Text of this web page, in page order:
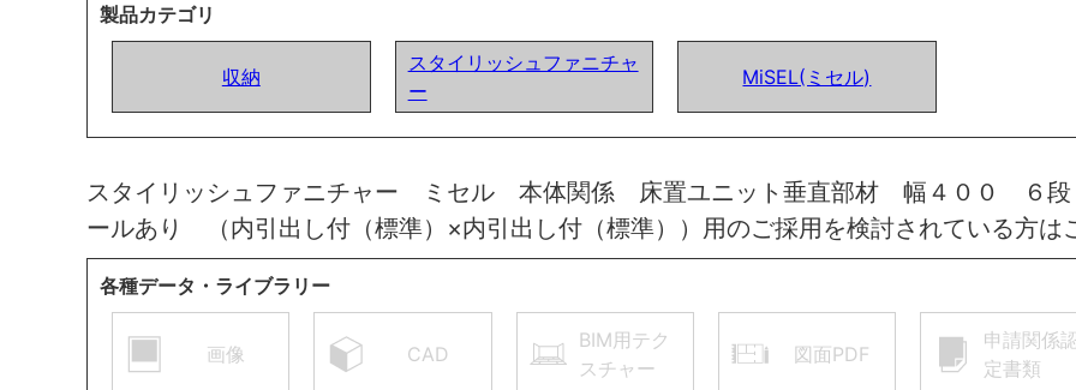
製品カテゴリ
収納
スタイリッシュファニチャ
ー
MiSEL(ミセル)
スタイリッシュファニチャー ミセル 本体関係 床置ユニット垂直部材 幅４００ ６
ールあり （内引出し付（標準）×内引出し付（標準））用のご採用を検討されている方は
各種データ・ライブラリー
画像 CAD
BIM用テク
スチャー
図面PDF
申請関係
定書類